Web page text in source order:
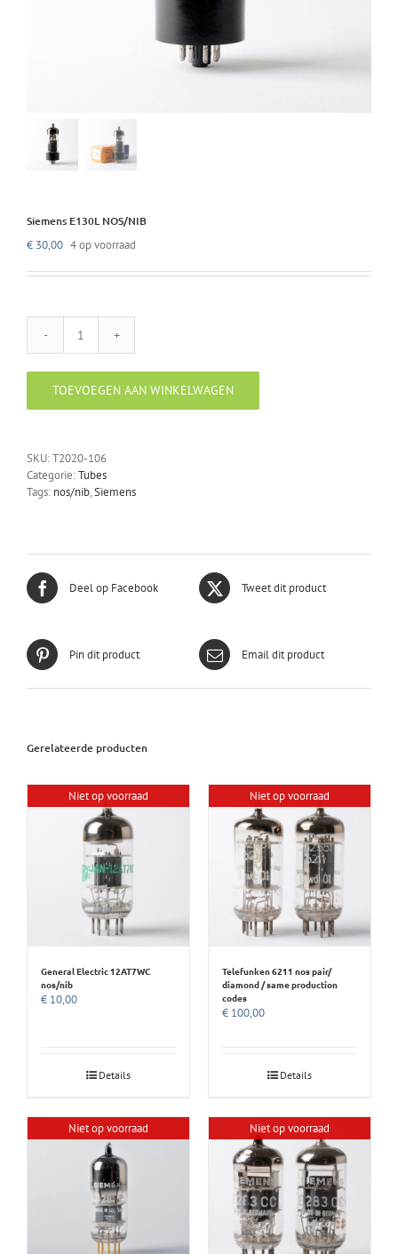
Siemens E130L NOS/NIB
€ 30,00 4 op voorraad
Siemens
NOS/NIB
aantal
TOEVOEGEN AAN WINKELWAGEN
SKU:T2020-106
Categorie:Tubes
Tags: nos/nib,Siemens
Deel op Facebook Tweet dit product
Pin dit product Email dit product
Gerelateerde producten
Niet op voorraad
General Electric 12AT7WC
nos/nib
€ 10,00
Details
Niet op voorraad
Telefunken 6211 nos pair/
diamond / same production
codes
€ 100,00
Details
Niet op voorraad Niet op voorraad